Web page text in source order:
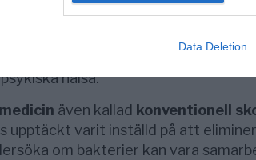
Data Deletion
fel tarmflora inte dåliga gener som är
sammanställt över 400
en rik mångfald av
hälsa.
även kallad konventionell
upptäckt varit inställd på att
om bakterier kan vara